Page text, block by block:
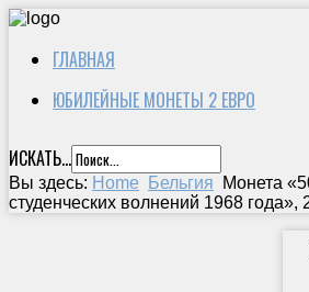
ГЛАВНАЯ
ЮБИЛЕЙНЫЕ МОНЕТЫ 2 ЕВРО
ИСКАТЬ...
Вы здесь: Home Бельгия
Монета
студенческих волнений 1968 года»,